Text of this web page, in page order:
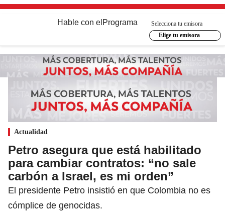
Hable con el Programa
Selecciona tu emisora
Elige tu emisora
Actualidad
Petro asegura que está habilitado
para cambiar contratos: “no sale
carbón a Israel, es mi orden”
El presidente Petro insistió en que Colombia no es
cómplice de genocidas.